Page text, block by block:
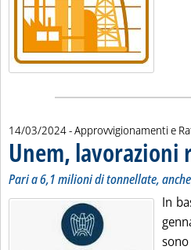
14/03/2024- Approvvigionamenti e
Unem,
Pari a 6,1 milioni di tonnellate,
In